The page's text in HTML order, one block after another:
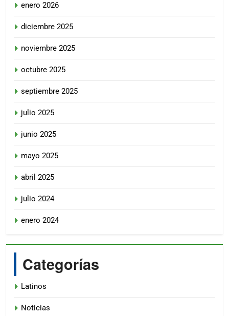
enero 2026
diciembre 2025
noviembre 2025
octubre 2025
septiembre 2025
julio 2025
junio 2025
mayo 2025
abril 2025
julio 2024
enero 2024
Categorías
Latinos
Noticias